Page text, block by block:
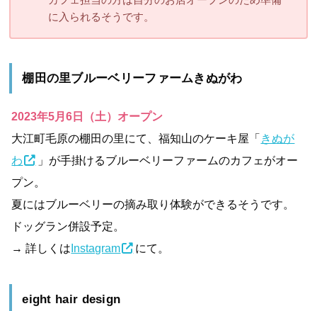
に入られるそうです。
棚田の里ブルーベリーファームきぬがわ
2023年5月6日（土）オープン
大江町毛原の棚田の里にて、福知山のケーキ屋「きぬが
わ
」が手掛けるブルーベリーファームのカフェがオー
プン。
夏にはブルーベリーの摘み取り体験ができるそうです。
ドッグラン併設予定。
→ 詳しくはInstagram にて。
eight hair design